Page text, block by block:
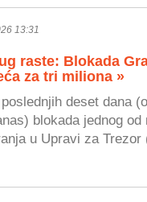
13:31
raste: Blokada
za tri miliona »
deset dana
blokada jednog od
u Upravi za Trezor